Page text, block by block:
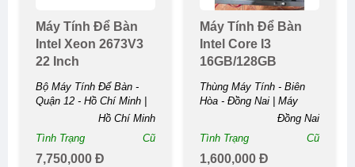
Máy Tính Để Bàn
Intel Xeon 2673V3
22 Inch
Bộ Máy Tính Để Bàn -
Quận 12 - Hồ Chí Minh |
Máy Tính Để Bàn Intel
Hồ Chí Minh
Tình Trạng
Cũ
7,750,000 Đ
Máy Tính Để Bàn
Intel Core I3
16GB/128GB
Thùng Máy Tính - Biên
Hòa - Đồng Nai | Máy
Tính Để Bàn Intel Core I3
Đồng Nai
Tình Trạng
Cũ
1,600,000 Đ